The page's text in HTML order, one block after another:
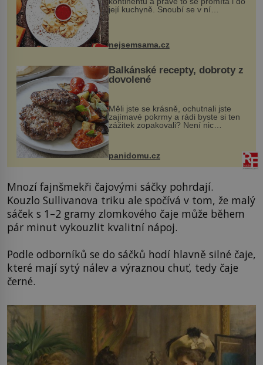
její kuchyně. Snoubí se v ní
evropské a asijské chutě a díky tomu
vznikají rozmanité a chuťově bohaté
pokrmy, které rozhodně st...
nejsemsama.cz
Balkánské recepty, dobroty z
dovolené
Měli jste se krásně, ochutnali jste
zajímavé pokrmy a rádi byste si ten
zážitek zopakovali? Není nic
snazšího. Pljeskavica (10 porcí)
Možná jste ji ochutnali na dovolené v
panidomu.cz
Mnozí fajnšmekři čajovými sáčky pohrdají.
Kouzlo Sullivanova triku ale spočívá v tom, že malý
sáček s 1–2 gramy zlomkového čaje může během
pár minut vykouzlit kvalitní nápoj.
Podle odborníků se do sáčků hodí hlavně silné čaje,
které mají sytý nálev a výraznou chuť, tedy čaje
černé.